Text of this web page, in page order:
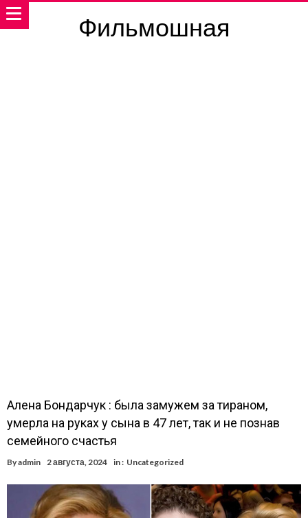
Фильмошная
Алена Бондарчук : была замужем за тираном,
умерла на руках у сына в 47 лет, так и не познав
семейного счастья
Byadmin 2 августа, 2024 in : Uncategorized